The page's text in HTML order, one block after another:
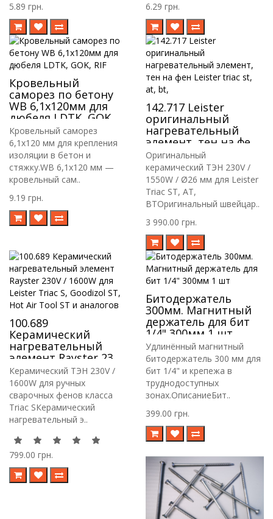
5.89 грн.
6.29 грн.
Кровельный
саморез по бетону
WB 6,1х120мм для
дюбеля LDTK, GOK,
RIF
Кровельный саморез
6,1х120 мм для крепления
изоляции в бетон и
стяжку.WB 6,1х120 мм —
кровельный сам..
9.19 грн.
142.717 Leister
оригинальный
нагревательный
элемент, тен на фен
Leister triac st, at, bt,
Оригинальный
керамический ТЭН 230V /
1550W / Ø26 мм для Leister
Triac ST, AT,
BTОригинальный швейцар..
3 990.00 грн.
100.689
Керамический
нагревательный
элемент Rayster 230V
/ 1600W для Leister
Triac S, Goodizol ST,
Hot Air Tool ST и
аналогов
Керамический ТЭН 230V /
1600W для ручных
сварочных фенов класса
Triac SКерамический
нагревательный э..
799.00 грн.
Битодержатель
300мм. Магнитный
держатель для бит
1/4" 300мм 1 шт
Удлинённый магнитный
битодержатель 300 мм для
бит 1/4" и крепежа в
труднодоступных
зонах.ОписаниеБит..
399.00 грн.